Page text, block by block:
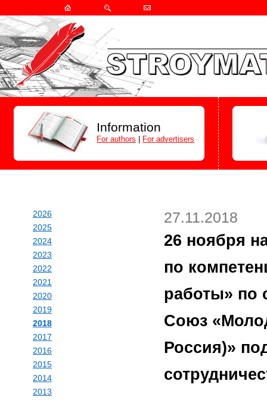
Information
For authors For advertisers
2026
2025
2024
2023
2022
2021
2020
2019
2018
2017
2016
2015
2014
2013
27.11.2018
26 ноября
по
работы» по
Союз
Россия)»